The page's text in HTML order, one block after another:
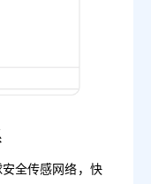
全传感网络，快